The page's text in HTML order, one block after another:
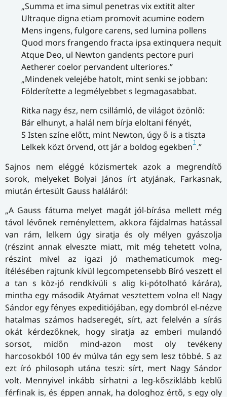
„Summa et ima simul penetras vix extitit alter
Ultraque digna etiam promovit acumine eodem
Mens ingens, fulgore carens, sed lumina pollens
Quod mors frangendo fracta ipsa extinquera nequit
Atque Deo, ul Newton gandents pectore puri
Aetherer coelor pervandent ulteriores.”
„Mindenek velejébe hatolt, mint senki se jobban:
Földerítette a legmélyebbet s legmagasabbat.
Ritka nagy ész, nem csillámló, de világot özönlő:
Bár elhunyt, a halál nem bírja eloltani fényét,
S Isten színe előtt, mint Newton, úgy ő is a tiszta
Lelkek közt örvend, ott jár a boldog egekben 1 .”
Sajnos nem eléggé közismertek azok a megrendítő
sorok, melyeket Bolyai János írt atyjának, Farkasnak,
miután értesült Gauss haláláról:
„A Gauss fátuma melyet magát jól-bírása mellett még
távol lévőnek reménylettem, akkora fájdalmas hatással
van rám, lelkem úgy siratja és oly mélyen gyászolja
(részint annak elveszte miatt, mit még tehetett volna,
részint mivel az igazi jó mathematicumok meg-
ítélésében rajtunk kívül legcompetensebb Bíró veszett el
a tan s köz-jó rendkívüli s alig ki-pótolható kárára),
mintha egy második Atyámat vesztettem volna el! Nagy
Sándor egy fényes expeditiójában, egy dombról el-nézve
hatalmas számos hadseregét, sírt, azt felelvén a sírás
okát kérdezőknek, hogy siratja az emberi mulandó
sorsot, midőn mind-azon most oly tevékeny
harcosokból 100 év múlva tán egy sem lesz többé. S az
ezt író philosoph utána teszi: sírt, mert Nagy Sándor
volt. Mennyivel inkább sírhatni a leg-kősziklább keblű
férfinak is, és éppen annak, ha dologhoz értő, s egy oly